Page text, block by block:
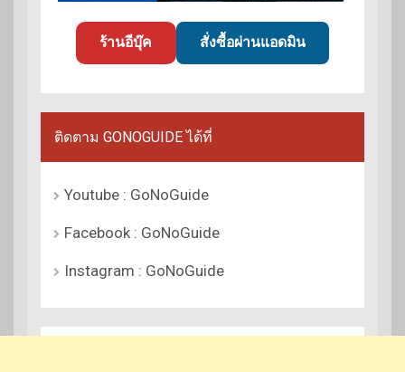
ร้านอีบุ๊ค สั่งซื้อผ่านแอดมิน
ติดตาม GONOGUIDE ได้ที่
Youtube : GoNoGuide
Facebook : GoNoGuide
Instagram : GoNoGuide